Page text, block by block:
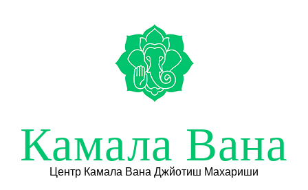
Камала Вана
Центр Камала Вана Джйотиш Махариши